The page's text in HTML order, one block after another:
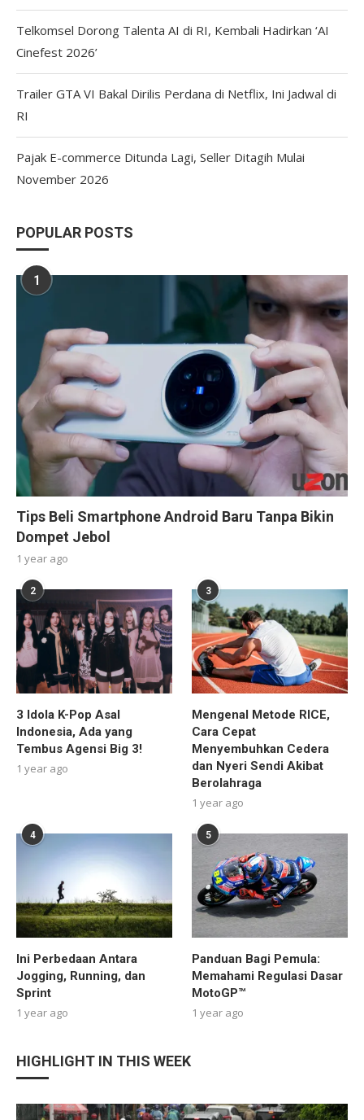
Telkomsel Dorong Talenta AI di RI, Kembali Hadirkan ‘AI
Cinefest 2026’
Trailer GTA VI Bakal Dirilis Perdana di Netflix, Ini Jadwal di
RI
Pajak E-commerce Ditunda Lagi, Seller Ditagih Mulai
November 2026
POPULAR POSTS
1
Tips Beli Smartphone Android Baru Tanpa Bikin
Dompet Jebol
1 year ago
2
3 Idola K-Pop Asal
Indonesia, Ada yang
Tembus Agensi Big 3!
1 year ago
3
Mengenal Metode RICE,
Cara Cepat
Menyembuhkan Cedera
dan Nyeri Sendi Akibat
Berolahraga
1 year ago
4
Ini Perbedaan Antara
Jogging, Running, dan
Sprint
1 year ago
5
Panduan Bagi Pemula:
Memahami Regulasi Dasar
MotoGP™
1 year ago
HIGHLIGHT IN THIS WEEK